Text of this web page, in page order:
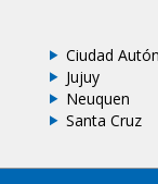
Ciudad
Jujuy
Neuquen
Santa Cruz